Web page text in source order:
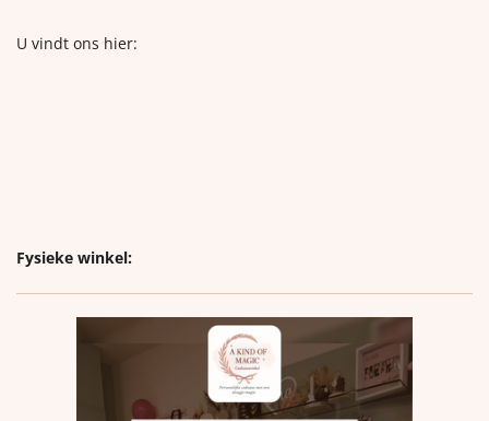
U vindt ons hier:
Fysieke winkel: